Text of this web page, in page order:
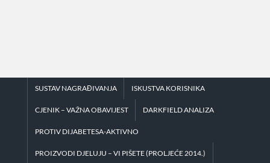
SUSTAV NAGRAĐIVANJA ISKUSTVA KORISNIKA
CJENIK – VAŽNA OBAVIJEST DARKFIELD ANALIZA
PROTIV DIJABETESA-AKTIVNO
PROIZVODI DJELUJU – VI PIŠETE (PROLJEĆE 2014.)